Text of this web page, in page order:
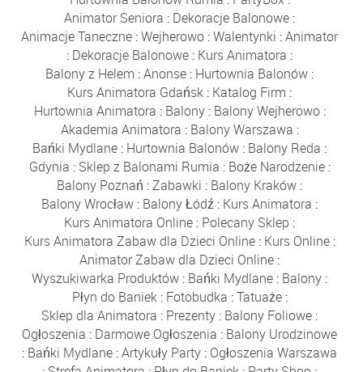
Animator Seniora : Dekoracje Balonowe :
Animacje Taneczne :Wejherowo :Walentynki :Animator
: Dekoracje Balonowe : Kurs Animatora :
Balony z Helem :Anonse : Hurtownia Balonów :
Kurs Animatora Gdańsk : Katalog Firm :
Hurtownia Animatora : Balony: Balony Wejherowo:
Akademia Animatora : Balony Warszawa :
Bańki Mydlane : Hurtownia Balonów : Balony Reda :
Gdynia : Sklep z Balonami Rumia : Boże Narodzenie:
Balony Poznań :Zabawki : Balony Kraków :
Balony Wrocław : Balony Łódź : Kurs Animatora :
Kurs Animatora Online : Polecany Sklep :
Kurs Animatora Zabaw dla Dzieci Online: Kurs Online:
Animator Zabaw dla Dzieci Online :
Wyszukiwarka Produktów : Bańki Mydlane : Balony :
Płyn do Baniek: Fotobudka :Tatuaże:
Sklep dla Animatora : Prezenty : Balony Foliowe :
Ogłoszenia : Darmowe Ogłoszenia : Balony Urodzinowe
: Bańki Mydlane :Artykuły Party : Ogłoszenia Warszawa